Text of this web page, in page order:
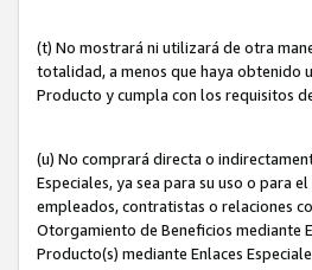
(t) No mostrará ni utilizará de otra
totalidad, a menos que haya obtenido
Producto y cumpla con los requisitos
(u) No comprará directa o
Especiales, ya sea para su uso o para
empleados, contratistas o relaciones
Otorgamiento de Beneficios mediante
Producto(s) mediante Enlaces